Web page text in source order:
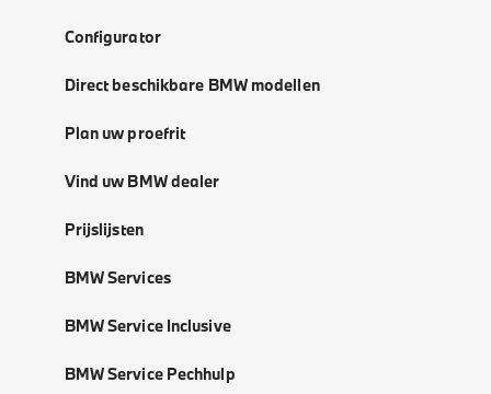
Configurator
Direct beschikbare BMW modellen
Plan uw proefrit
Vind uw BMW dealer
Prijslijsten
BMW Services
BMW Service Inclusive
BMW Service Pechhulp